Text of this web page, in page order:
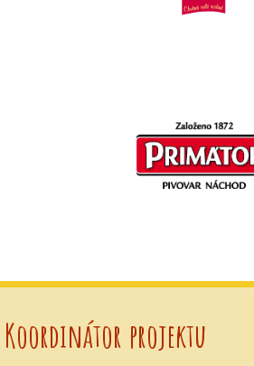
Koordinátor projektu